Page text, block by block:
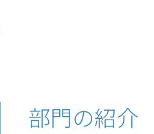
部門の紹介